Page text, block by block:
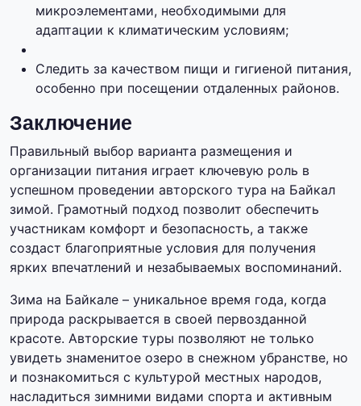
микроэлементами, необходимыми для
адаптации к климатическим условиям;
Следить за качеством пищи и гигиеной питания,
особенно при посещении отдаленных районов.
Заключение
Правильный выбор варианта размещения и
организации питания играет ключевую роль в
успешном проведении авторского тура на Байкал
зимой. Грамотный подход позволит обеспечить
участникам комфорт и безопасность, а также
создаст благоприятные условия для получения
ярких впечатлений и незабываемых воспоминаний.
Зима на Байкале – уникальное время года, когда
природа раскрывается в своей первозданной
красоте. Авторские туры позволяют не только
увидеть знаменитое озеро в снежном убранстве, но
и познакомиться с культурой местных народов,
насладиться зимними видами спорта и активным